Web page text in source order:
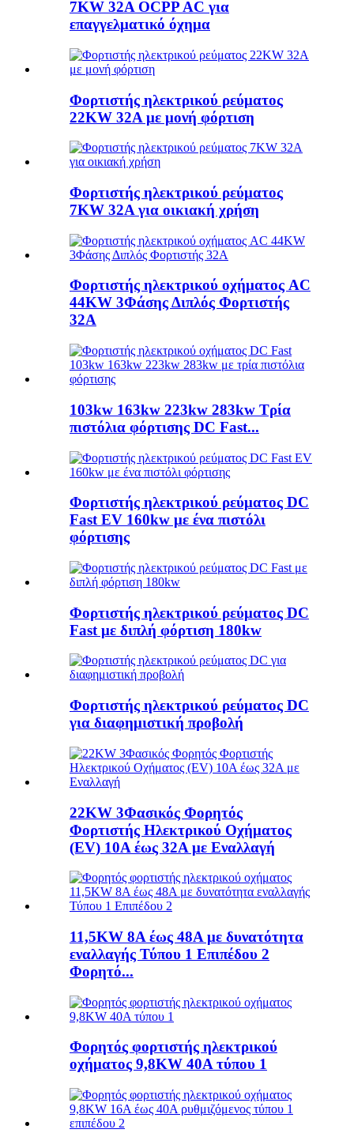
7KW 32A OCPP AC για
επαγγελματικό όχημα
Φορτιστής ηλεκτρικού ρεύματος
22KW 32A με μονή φόρτιση
Φορτιστής ηλεκτρικού ρεύματος
7KW 32A για οικιακή χρήση
Φορτιστής ηλεκτρικού οχήματος AC
44KW 3Φάσης Διπλός Φορτιστής
32A
103kw 163kw 223kw 283kw Τρία
πιστόλια φόρτισης DC Fast...
Φορτιστής ηλεκτρικού ρεύματος DC
Fast EV 160kw με ένα πιστόλι
φόρτισης
Φορτιστής ηλεκτρικού ρεύματος DC
Fast με διπλή φόρτιση 180kw
Φορτιστής ηλεκτρικού ρεύματος DC
για διαφημιστική προβολή
22KW 3Φασικός Φορητός
Φορτιστής Ηλεκτρικού Οχήματος
(EV) 10A έως 32A με Εναλλαγή
11,5KW 8A έως 48A με δυνατότητα
εναλλαγής Τύπου 1 Επιπέδου 2
Φορητό...
Φορητός φορτιστής ηλεκτρικού
οχήματος 9,8KW 40A τύπου 1